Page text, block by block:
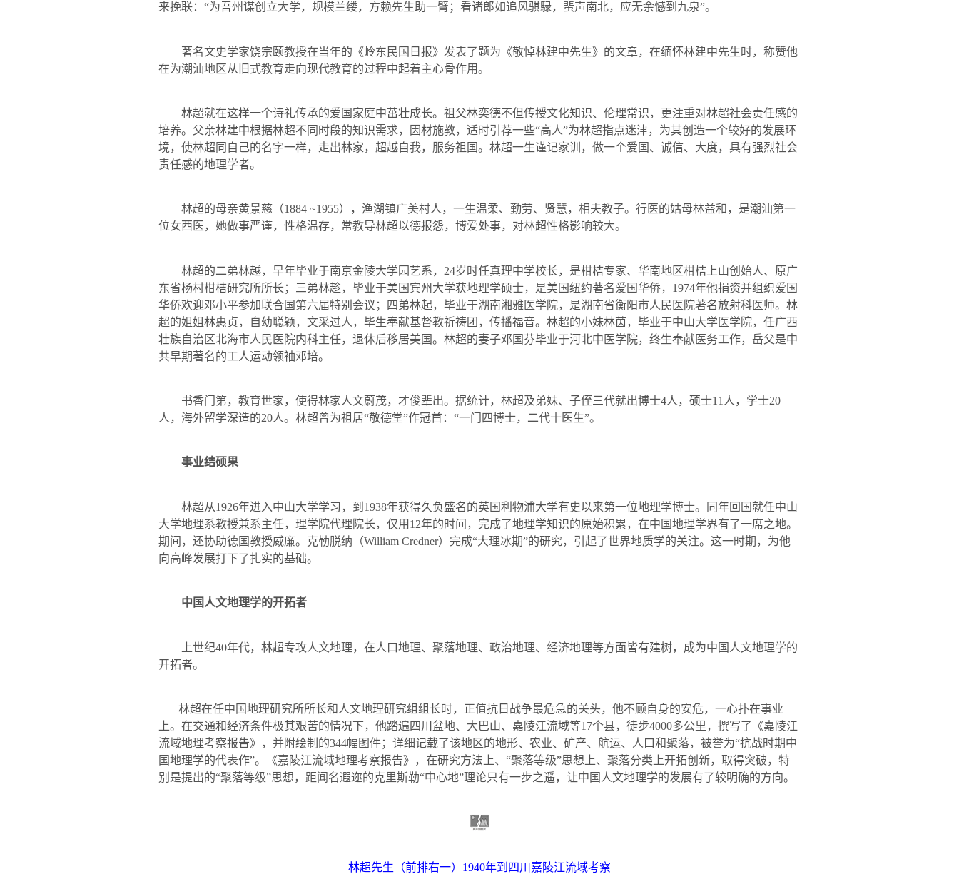
来挽联：“为吾州谋创立大学，规模兰缕，方赖先生助一臂；看诸郎如追风骐騄，蜚声南北，应无余憾到九泉”。
著名文史学家饶宗颐教授在当年的《岭东民国日报》发表了题为《敬悼林建中先生》的文章，在缅怀林建中先生时，称赞他
在为潮汕地区从旧式教育走向现代教育的过程中起着主心骨作用。
林超就在这样一个诗礼传承的爱国家庭中茁壮成长。祖父林奕德不但传授文化知识、伦理常识，更注重对林超社会责任感的
培养。父亲林建中根据林超不同时段的知识需求，因材施教，适时引荐一些“高人”为林超指点迷津，为其创造一个较好的发展环
境，使林超同自己的名字一样，走出林家，超越自我，服务祖国。林超一生谨记家训，做一个爱国、诚信、大度，具有强烈社会
责任感的地理学者。
林超的母亲黄景慈（1884 ~1955），渔湖镇广美村人，一生温柔、勤劳、贤慧，相夫教子。行医的姑母林益和，是潮汕第一
位女西医，她做事严谨，性格温存，常教导林超以德报怨，博爱处事，对林超性格影响较大。
林超的二弟林越，早年毕业于南京金陵大学园艺系， 24岁时任真理中学校长，是柑桔专家、华南地区柑桔上山创始人、原广
东省杨村柑桔研究所所长；三弟林趁，毕业于美国宾州大学获地理学硕士，是美国纽约著名爱国华侨， 1974年他捐资并组织爱国
华侨欢迎邓小平参加联合国第六届特别会议；四弟林起，毕业于湖南湘雅医学院，是湖南省衡阳市人民医院著名放射科医师。林
超的姐姐林惠贞，自幼聪颖，文采过人，毕生奉献基督教祈祷团，传播福音。林超的小妹林茵，毕业于中山大学医学院，任广西
壮族自治区北海市人民医院内科主任，退休后移居美国。林超的妻子邓国芬毕业于河北中医学院，终生奉献医务工作，岳父是中
共早期著名的工人运动领袖邓培。
书香门第，教育世家，使得林家人文蔚茂，才俊辈出。据统计，林超及弟妹、子侄三代就出博士4人，硕士11 人，学士20
人，海外留学深造的20人。林超曾为祖居“敬德堂”作冠首：“一门四博士，二代十医生”。
事业结硕果
林超从1926年进入中山大学学习，到 1938年获得久负盛名的英国利物浦大学有史以来第一位地理学博士。同年回国就任中山
大学地理系教授兼系主任，理学院代理院长，仅用 12年的时间，完成了地理学知识的原始积累，在中国地理学界有了一席之地。
期间，还协助德国教授威廉。克勒脱纳（William Credner）完成“大理冰期”的研究，引起了世界地质学的关注。这一时期，为他
向高峰发展打下了扎实的基础。
中国人文地理学的开拓者
上世纪40年代，林超专攻人文地理，在人口地理、聚落地理、政治地理、经济地理等方面皆有建树，成为中国人文地理学的
开拓者。
林超在任中国地理研究所所长和人文地理研究组组长时，正值抗日战争最危急的关头，他不顾自身的安危，一心扑在事业
上。在交通和经济条件极其艰苦的情况下，他踏遍四川盆地、大巴山、嘉陵江流域等17个县，徒步4000多公里，撰写了《嘉陵江
流域地理考察报告》，并附绘制的344幅图件；详细记载了该地区的地形、农业、矿产、航运、人口和聚落，被誉为“抗战时期中
国地理学的代表作”。《嘉陵江流域地理考察报告》，在研究方法上、“聚落等级”思想上、聚落分类上开拓创新，取得突破，特
别是提出的“聚落等级”思想，距闻名遐迩的克里斯勒“中心地”理论只有一步之遥，让中国人文地理学的发展有了较明确的方向。
林超先生（前排右一） 1940年到四川嘉陵江流域考察